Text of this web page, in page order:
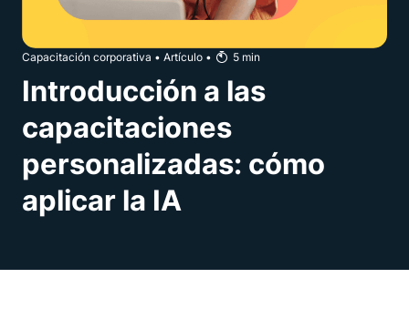
Capacitación corporativa • Artículo • 5 min
Introducción a las
capacitaciones
personalizadas: cómo
aplicar la IA